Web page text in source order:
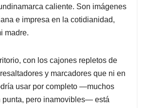
caliente. Son imágenes
e impresa en la cotidianidad,
madre.
con los cajones repletos de
y marcadores que ni en
usar por completo —muchos
punta, pero inamovibles— está